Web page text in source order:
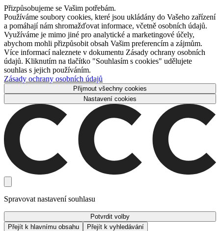
Přizpůsobujeme se Vašim potřebám.
Používáme soubory cookies, které jsou ukládány do Vašeho zařízení
a pomáhají nám shromažďovat informace, včetně osobních údajů.
Využíváme je mimo jiné pro analytické a marketingové účely,
abychom mohli přizpůsobit obsah Vašim preferencím a zájmům.
Více informací naleznete v dokumentu Zásady ochrany osobních
údajů. Kliknutím na tlačítko "Souhlasím s cookies" udělujete
souhlas s jejich používáním.
Zásady ochrany osobních údajů
Přijmout všechny cookies
Nastavení cookies
Spravovat nastavení souhlasu
Potvrdit volby
Přejít k hlavnímu obsahu
Přejít k vyhledávání